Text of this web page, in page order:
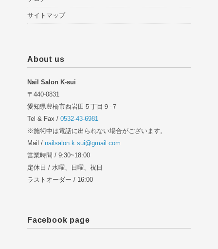
サイトマップ
About us
Nail Salon K-sui
〒440-0831
愛知県豊橋市西岩田５丁目９-７
Tel & Fax / 0532-43-6981
※施術中は電話に出られない場合がございます。
Mail / nailsalon.k.sui@gmail.com
営業時間 / 9:30~18:00
定休日 / 水曜、日曜、祝日
ラストオーダー / 16:00
Facebook page